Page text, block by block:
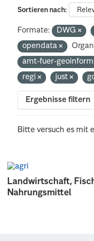
Landwirtschaft,
Nahrungsmittel
Sortieren nach
Formate: DWG
opendata
amt-fuer-
regi
just
Ergebnisse filtern
Bitte versuch es mit